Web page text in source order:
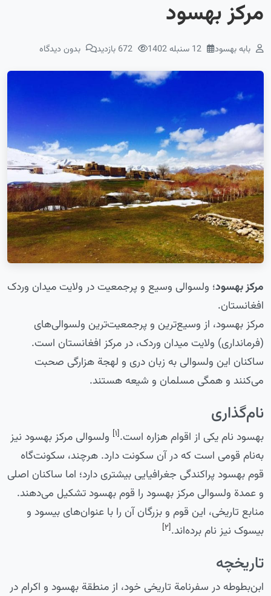
مرکز بهسود
بابه بهسود بدون دیدگاه
مرکز بهسود؛ ولسوالی وسیع و پرجمعیت در ولایت میدان وردک
افغانستان.
مرکز بهسود، از وسیع‌ترین و پرجمعیت‌ترین ولسوالی‌های
(فرمانداری) ولایت میدان وردک، در مرکز افغانستان است.
ساکنان این ولسوالی به زبان دری و لهجة هزارگی صحبت
می‌کنند و همگی مسلمان و شیعه هستند.
نام‌گذاری
بهسود نام یکی از اقوام هزاره است.[۱]
ولسوالی مرکز بهسود نیز
به‌نام قومی است که در آن سکونت دارد. هرچند، سکونت‌گاه
قوم بهسود پراکندگی جغرافیایی بیشتری دارد؛ اما ساکنان اصلی
و عمدة ولسوالی مرکز بهسود را قوم بهسود تشکیل می‌دهند.
منابع تاریخی، این قوم و بزرگان آن را با عنوان‌های بیسود و
بیسوک نیز نام برده‌اند.[۲]
تاریخچه
ابن‌بطوطه در سفرنامة تاریخی خود، از منطقة بهسود و اکرام در